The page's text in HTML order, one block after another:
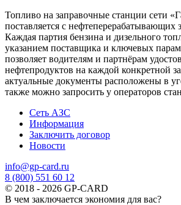
Топливо на заправочные станции сети
поставляется с нефтеперерабатывающих
Каждая партия бензина и дизельного
указанием поставщика и ключевых
позволяет водителям и партнёрам
нефтепродуктов на каждой конкретной
актуальные документы расположены в
также можно запросить у операторов
Сеть АЗС
Информация
Заключить договор
Новости
info@gp-card.ru
8 (800) 551 60 12
© 2018 - 2026 GP-CARD
В чем заключается экономия для вас?